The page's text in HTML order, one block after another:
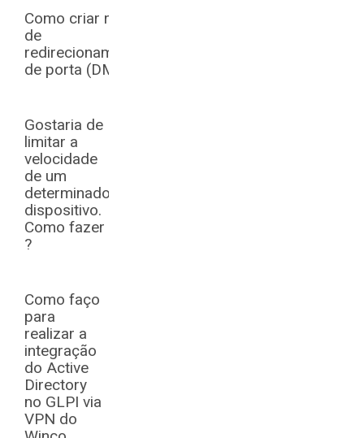
Como criar regra
de
redirecionamento
de porta (DMZ) ?
Gostaria de
limitar a
velocidade
de um
determinado
dispositivo.
Como fazer
?
Como faço
para
realizar a
integração
do Active
Directory
no GLPI via
VPN do